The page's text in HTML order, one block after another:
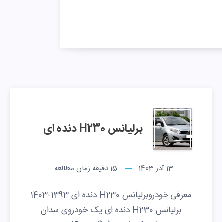
برلیانس H230 دنده ای
13 آذر 1403 15 دقیقه زمان مطالعه
معرفی خودروبرلیانس H230 دنده ای 1393-1403
برلیانس H230 دنده ای یک خودروی سدان